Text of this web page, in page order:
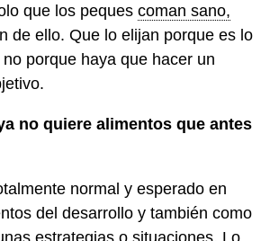
que los peques coman sano,
de ello. Que lo elijan porque es lo
porque haya que hacer un
no quiere alimentos que antes
normal y esperado en
del desarrollo y también como
estrategias o situaciones. Lo